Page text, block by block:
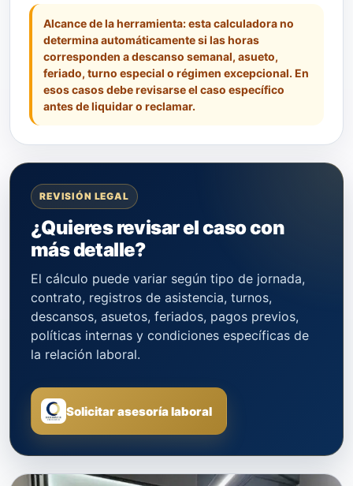
Alcance de la herramienta:esta calculadora no
determina automáticamente si las horas
corresponden a descanso semanal, asueto,
feriado, turno especial o régimen excepcional. En
esos casos debe revisarse el caso específico
antes de liquidar o reclamar.
REVISIÓN LEGAL
¿Quieres revisar el caso con
más detalle?
El cálculo puede variar según tipo de jornada,
contrato, registros de asistencia, turnos,
descansos, asuetos, feriados, pagos previos,
políticas internas y condiciones específicas de
la relación laboral.
Solicitar asesoría laboral